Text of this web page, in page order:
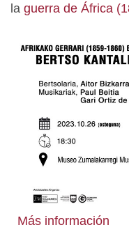
la guerra de África
Más información